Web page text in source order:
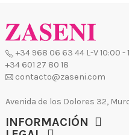
INFORMACIÓN